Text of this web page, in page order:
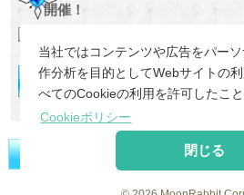
当社ではコンテンツや広告をパー
作分析を目的としてWebサイトの
べてのCookieの利用を許可したこと
Cookieポリシー
閉じる
開催！